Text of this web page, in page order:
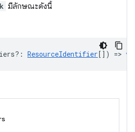
มีลักษณะดังนี้
: ResourceIdentifier[]) =>